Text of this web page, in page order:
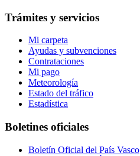
Trámites y servicios
Mi carpeta
Ayudas y subvenciones
Contrataciones
Mi pago
Meteorología
Estado del tráfico
Estadística
Boletines oficiales
Boletín Oficial del País Vasco